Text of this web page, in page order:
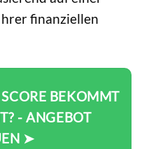
finanziellen
BEKOMMT
- ANGEBOT
➤